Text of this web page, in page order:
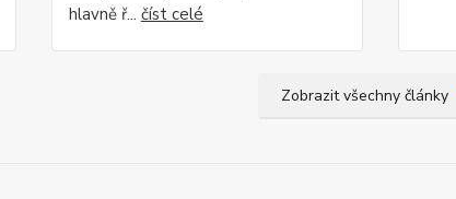
hlavně ř... číst celé
Zobrazit všechny články